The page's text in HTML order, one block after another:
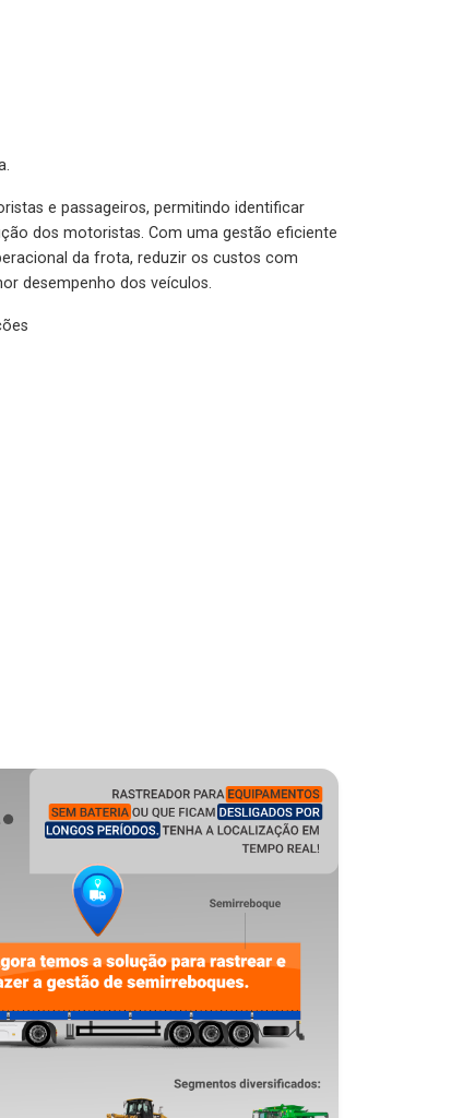
e passageiros, permitindo identificar
dos motoristas. Com uma gestão eficiente
da frota, reduzir os custos com
desempenho dos veículos.